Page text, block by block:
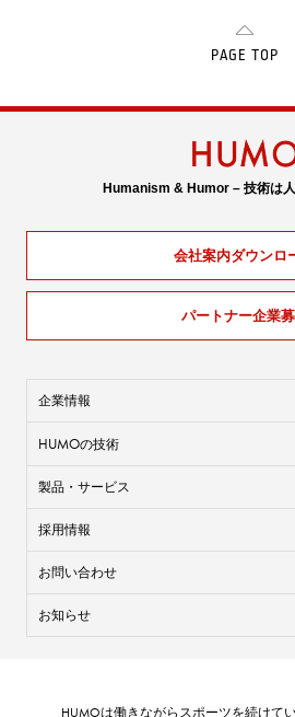
PAGE TOP
Humanism & Humor – 技術は人
会社案内ダウンロ
パートナー企業
企業情報
HUMOの技術
製品・サービス
採用情報
お問い合わせ
お知らせ
HUMOは働きながらスポーツを続けて